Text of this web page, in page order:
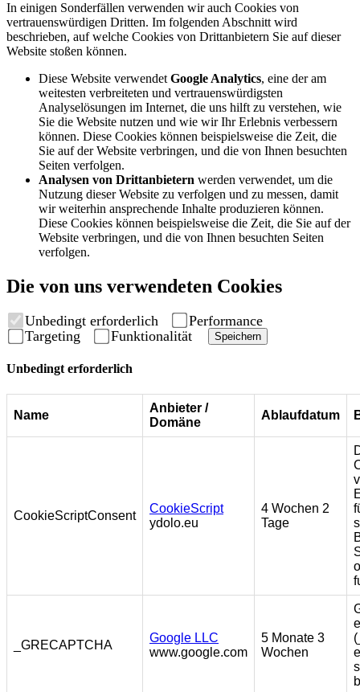
In einigen Sonderfällen verwenden wir auch Cookies von
vertrauenswürdigen Dritten. Im folgenden Abschnitt wird
beschrieben, auf welche Cookies von Drittanbietern Sie auf dieser
Website stoßen können.
Diese Website verwendet Google Analytics, eine der am
weitesten verbreiteten und vertrauenswürdigsten
Analyselösungen im Internet, die uns hilft zu verstehen, wie
Sie die Website nutzen und wie wir Ihr Erlebnis verbessern
können. Diese Cookies können beispielsweise die Zeit, die
Sie auf der Website verbringen, und die von Ihnen besuchten
Seiten verfolgen.
Analysen von Drittanbietern werden verwendet, um die
Nutzung dieser Website zu verfolgen und zu messen, damit
wir weiterhin ansprechende Inhalte produzieren können.
Diese Cookies können beispielsweise die Zeit, die Sie auf der
Website verbringen, und die von Ihnen besuchten Seiten
verfolgen.
Die von uns verwendeten Cookies
Unbedingt erforderlich
Performance
Targeting
Funktionalität Speichern
Unbedingt erforderlich
Name
Anbieter /
Domäne
Ablaufdatum
CookieScriptConsent
CookieScript
ydolo.eu
4 Wochen 2
Tage
_GRECAPTCHA
Google LLC
www.google.com
5 Monate 3
Wochen